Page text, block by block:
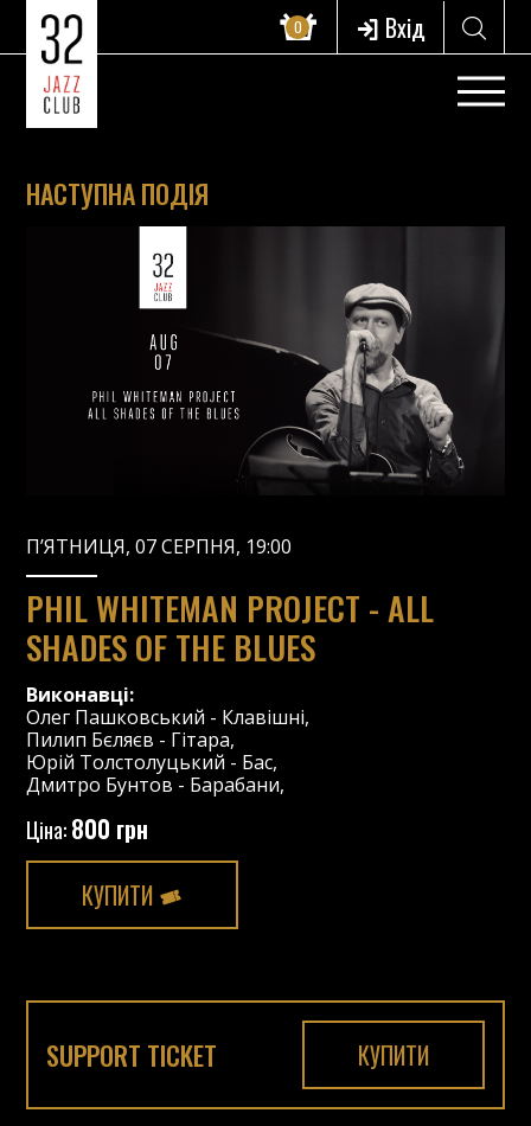
0 Вхід
НАСТУПНА ПОДІЯ
П’ЯТНИЦЯ, 07 СЕРПНЯ, 19:00
PHIL WHITEMAN PROJECT - ALL
SHADES OF THE BLUES
Виконавці:
Олег Пашковський - Клавішні,
Пилип Бєляєв - Гітара,
Юрій Толстолуцький - Бас,
Дмитро Бунтов - Барабани,
Ціна:800 грн
КУПИТИ
SUPPORT TICKET КУПИТИ